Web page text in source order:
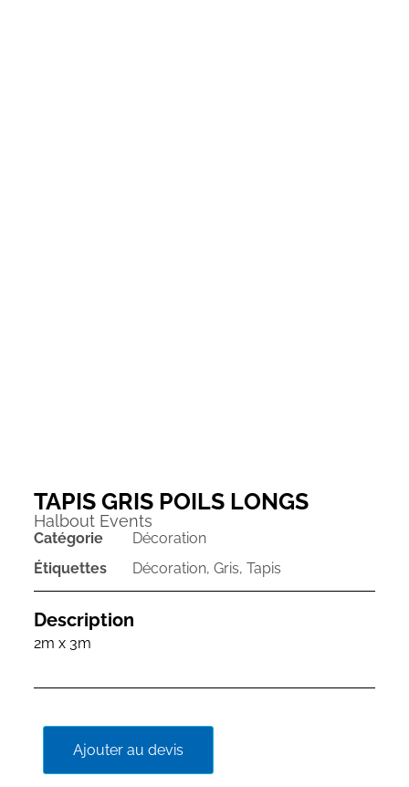
TAPIS GRIS POILS LONGS
Halbout Events
Catégorie
Décoration
Étiquettes
Décoration, Gris, Tapis
Description
2m x 3m
Ajouter au devis